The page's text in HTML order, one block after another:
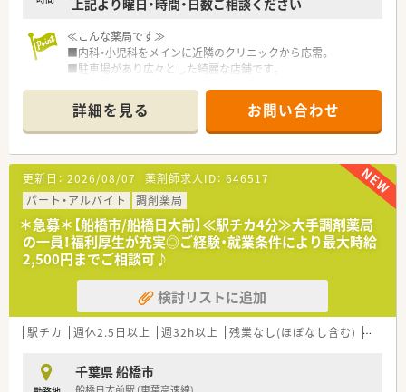
上記より曜日・時間・日数ご相談ください
≪こんな薬局です≫
■内科・小児科をメインに近隣のクリニックから応需。
■駐車場があり広々とした綺麗な店舗です。
■近隣にも複数店舗があり、様々な店舗で経験を積めます。
≪企業特徴≫
■関東圏内に約15店舗を展開する調剤薬局チェーンです。
■全国に700店舗以上展開、中心部や駅構内にも出店している調
剤薬局のグループ会社です。
■95%がマンツーマンでの出店
処方元との関係性がスムーズになることにより、検査値データの
共有など含めて他の調剤薬局では経験できない業務提携を行っ
ております。
またマンツーマンで出店するからこそ、患者様ともより深い関係
性を持って対応できます。
■駅中や複合店舗開発も行っており、OTCも学びたい方にもピッ
タリな薬局です。
詳細を見る お問い合わせ
更新日： 2026/08/07 薬剤師求人ID： 646517
パート・アルバイト
調剤薬局
＊急募＊【船橋市/船橋日大前】≪駅チカ4分≫大手調剤薬局
の一員！福利厚生が充実◎ご経験・就業条件により最大時給
2,500円までご相談可♪
検討リストに追加
駅チカ 週休2.5日以上 週32h以上 残業なし(ほぼなし含む) 転勤な
千葉県 船橋市